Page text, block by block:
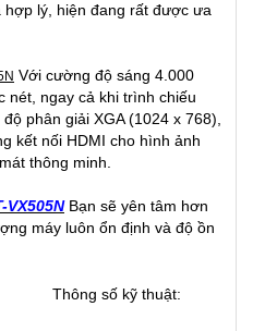
lý, hiện đang rất được ưa
Với cường độ sáng 4.000
nét, ngay cả khi trình chiếu
phân giải XGA (1024 x 768),
kết nối HDMI cho hình ảnh
thông minh.
VX505NBạn sẽ yên tâm hơn
máy luôn ổn định và độ ồn
Thông số kỹ thuật: